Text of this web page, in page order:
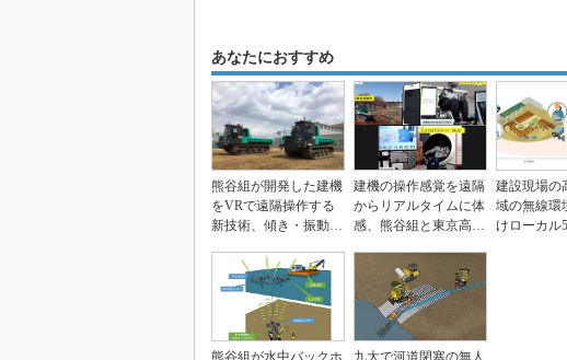
あなたにおすすめ
熊谷組が開発した建機
をVRで遠隔操作する
新技術、傾き・振動・
建機の操作感覚を遠隔
からリアルタイムに体
感、熊谷組と東京高専
建設現場の
域の無線環
けローカル